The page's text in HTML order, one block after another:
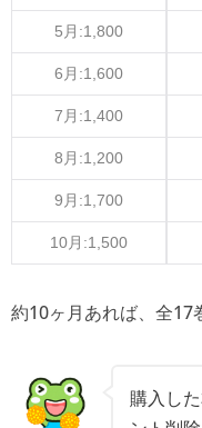
5月:1,800
6月:1,600
7月:1,400
8月:1,200
9月:1,700
10月:1,500
約10ヶ月あれば、全17
購入し